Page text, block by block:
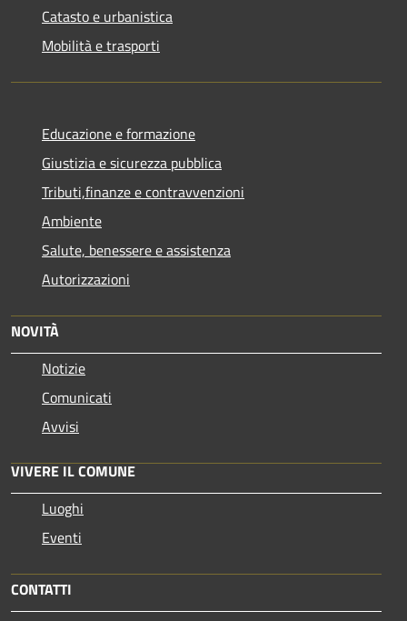
Catasto e urbanistica
Mobilità e trasporti
Educazione e formazione
Giustizia e sicurezza pubblica
Tributi,finanze e contravvenzioni
Ambiente
Salute, benessere e assistenza
Autorizzazioni
NOVITÀ
Notizie
Comunicati
Avvisi
VIVERE IL COMUNE
Luoghi
Eventi
CONTATTI